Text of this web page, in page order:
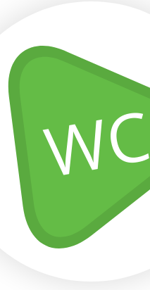
WC